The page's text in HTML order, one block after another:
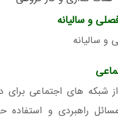
و سالیانه
شبکه های اجتماعی برای
راهبردی و استفاده